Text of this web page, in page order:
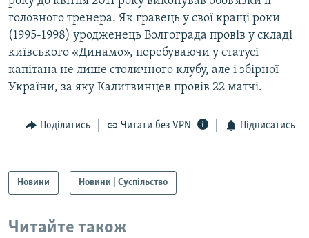
головного тренера. Як гравець у свої кращі роки
(1995-1998) уродженець Волгограда провів у складі
київського «Динамо», перебуваючи у статусі
капітана не лише столичного клубу, але і збірної
України, за яку Калитвинцев провів 22 матчі.
Поділитись Читати без VPN Підписатись
Новини Новини | Суспільство
Читайте також